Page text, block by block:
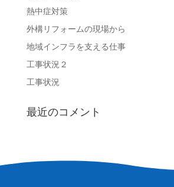
熱中症対策
外構リフォームの現場から
地域インフラを支える仕事
工事状況２
工事状況
最近のコメント